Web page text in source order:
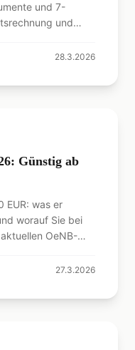
und 7-
und
28.3.2026
Günstig ab
EUR: was er
worauf Sie bei
OeNB-
27.3.2026